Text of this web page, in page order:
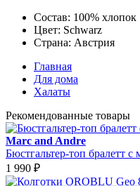
Состав: 100% хлопок
Цвет: Schwarz
Страна: Австрия
Главная
Для дома
Халаты
Рекомендованные товары
Marc and Andre
Бюстгальтер-топ бралетт
1 990 ₽